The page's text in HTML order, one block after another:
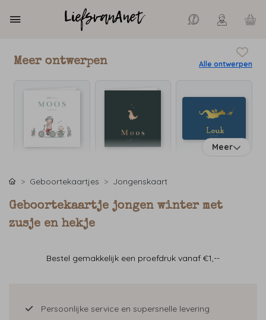
Meer ontwerpen Alle ontwerpen
Meer
Geboortekaartjes Jongenskaart
Geboortekaartje jongen winter met
zusje en hekje
Bestel gemakkelijk een proefdruk vanaf €1,--
Persoonlijke service en supersnelle levering